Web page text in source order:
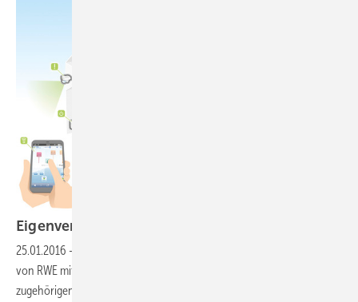
Eigenverbrauch
25.01.2016 -
von RWE mit 10 000 Ladezyklen soll im Zusammenspiel mit der
zugehörigen Smarthome-Steuerung den Eigenverbrauch von